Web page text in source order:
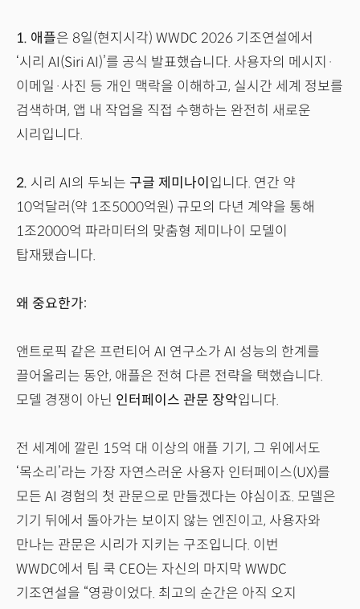
1. 애플은 8일(현지시각) WWDC 2026 기조연설에서
‘시리 AI(Siri AI)’를 공식 발표했습니다. 사용자의 메시지·
이메일·사진 등 개인 맥락을 이해하고, 실시간 세계 정보를
검색하며, 앱 내 작업을 직접 수행하는 완전히 새로운
시리입니다.
2. 시리 AI의 두뇌는 구글 제미나이 입니다. 연간 약
10억달러(약 1조5000억원) 규모의 다년 계약을 통해
1조2000억 파라미터의 맞춤형 제미나이 모델이
탑재됐습니다.
왜 중요한가:
앤트로픽 같은 프런티어 AI 연구소가 AI 성능의 한계를
끌어올리는 동안, 애플은 전혀 다른 전략을 택했습니다.
모델 경쟁이 아닌 인터페이스 관문 장악입니다.
전 세계에 깔린 15억 대 이상의 애플 기기, 그 위에서도
‘목소리’라는 가장 자연스러운 사용자 인터페이스(UX)를
모든 AI 경험의 첫 관문으로 만들겠다는 야심이죠. 모델은
기기 뒤에서 돌아가는 보이지 않는 엔진이고, 사용자와
만나는 관문은 시리가 지키는 구조입니다. 이번
WWDC에서 팀 쿡 CEO는 자신의 마지막 WWDC
기조연설을 “영광이었다. 최고의 순간은 아직 오지